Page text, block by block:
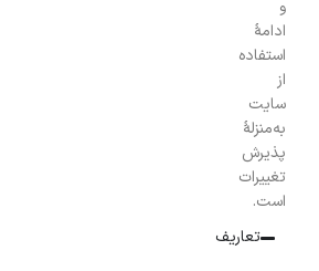
و
ادامهٔ
استفاده
از
سایت
به‌منزلهٔ
پذیرش
تغییرات
است.
تعاریف